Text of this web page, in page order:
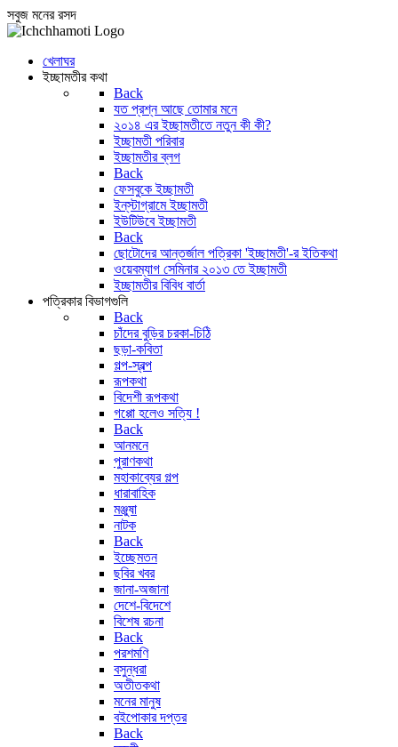
সবুজ মনের রসদ
খেলাঘর
ইচ্ছামতীর কথা
Back
যত প্রশ্ন আছে তোমার মনে
২০১৪ এর ইচ্ছামতীতে নতুন কী কী?
ইচ্ছামতী পরিবার
ইচ্ছামতীর ব্লগ
Back
ফেসবুকে ইচ্ছামতী
ইন্‌স্টাগ্রামে ইচ্ছামতী
ইউটিউবে ইচ্ছামতী
Back
ছোটোদের আন্তর্জাল পত্রিকা 'ইচ্ছামতী'-র ইতিকথা
ওয়েবম্যাগ সেমিনার ২০১৩ তে ইচ্ছামতী
ইচ্ছামতীর বিবিধ বার্তা
পত্রিকার বিভাগগুলি
Back
চাঁদের বুড়ির চরকা-চিঠি
ছড়া-কবিতা
গল্প-স্বল্প
রূপকথা
বিদেশী রূপকথা
গপ্পো হলেও সত্যি !
Back
আনমনে
পুরাণকথা
মহাকাব্যের গল্প
ধারাবাহিক
মঞ্জুষা
নাটক
Back
ইচ্ছেমতন
ছবির খবর
জানা-অজানা
দেশে-বিদেশে
বিশেষ রচনা
Back
পরশমণি
বসুন্ধরা
অতীতকথা
মনের মানুষ
বইপোকার দপ্তর
Back